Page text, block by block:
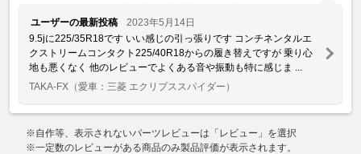
ユーザーの最新投稿
2023年5月14日
9.5jに225/35R18です いい感じの引っ張りです コンチネンタルエ
クストリームコンタクト225/40R18からの履き替えですが 乗り心
地も悪くなく 他のレビューでよくある音や振動も特に感じま ...
TAKA-FX （愛車：三菱 エクリプススパイダー）
※自作等、表示されないパーツレビューは「レビュー」を選択
※一定数のレビューがある商品のみ製品評価が表示されます。